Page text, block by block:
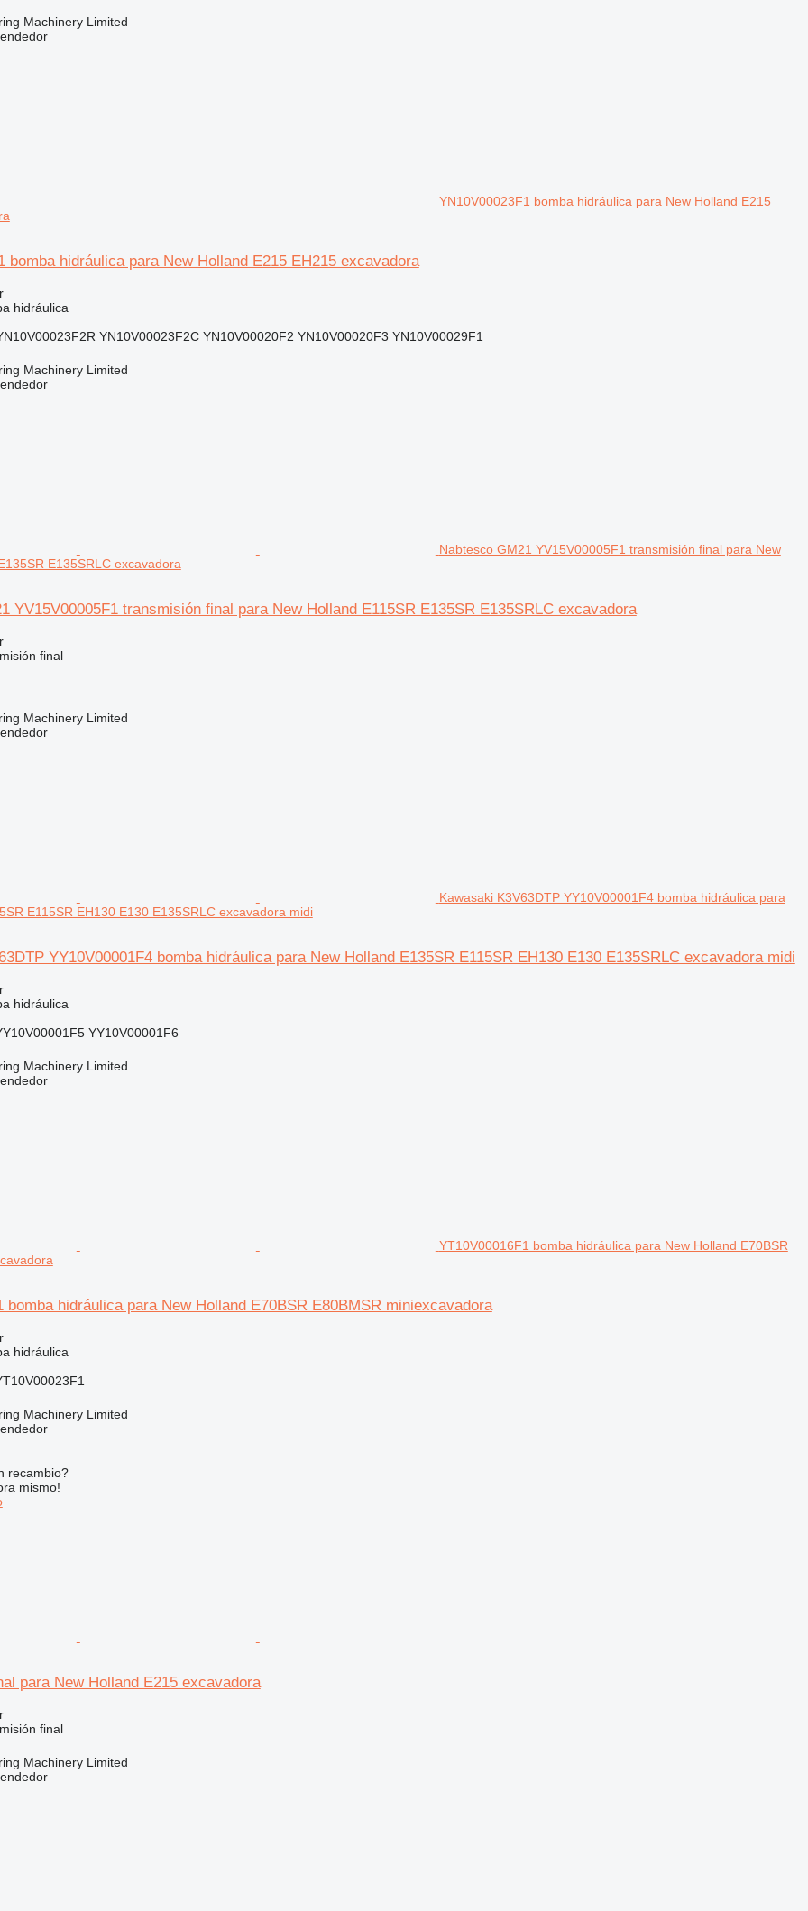
Machinery Limited
YN10V00023F1 bomba hidráulica para New Holland E215
bomba hidráulica para New Holland E215 EH215 excavadora
hidráulica
YN10V00023F2C YN10V00020F2 YN10V00020F3 YN10V00029F1
Machinery Limited
Nabtesco GM21 YV15V00005F1 transmisión final para New
E135SRLC excavadora
YV15V00005F1 transmisión final para New Holland E115SR E135SR E135SRLC excavadora
final
Machinery Limited
Kawasaki K3V63DTP YY10V00001F4 bomba hidráulica para
E115SR EH130 E130 E135SRLC excavadora midi
YY10V00001F4 bomba hidráulica para New Holland E135SR E115SR EH130 E130 E135SRLC excavadora midi
hidráulica
YY10V00001F6
Machinery Limited
YT10V00016F1 bomba hidráulica para New Holland E70BSR
bomba hidráulica para New Holland E70BSR E80BMSR miniexcavadora
hidráulica
Machinery Limited
recambio?
mismo!
para New Holland E215 excavadora
final
Machinery Limited